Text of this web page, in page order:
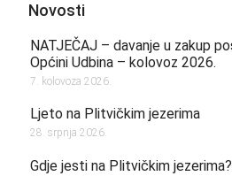
Novosti
NATJEČAJ – davanje u zakup
Općini Udbina – kolovoz 2026.
7. kolovoza 2026.
Ljeto na Plitvičkim jezerima
28. srpnja 2026.
Gdje jesti na Plitvičkim jezerima?